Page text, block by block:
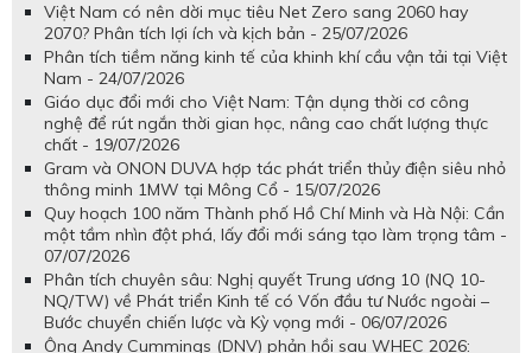
Việt Nam có nên dời mục tiêu Net Zero sang 2060 hay
2070? Phân tích lợi ích và kịch bản - 25/07/2026
Phân tích tiềm năng kinh tế của khinh khí cầu vận tải tại Việt
Nam - 24/07/2026
Giáo dục đổi mới cho Việt Nam: Tận dụng thời cơ công
nghệ để rút ngắn thời gian học, nâng cao chất lượng thực
chất - 19/07/2026
Gram và ONON DUVA hợp tác phát triển thủy điện siêu nhỏ
thông minh 1MW tại Mông Cổ - 15/07/2026
Quy hoạch 100 năm Thành phố Hồ Chí Minh và Hà Nội: Cần
một tầm nhìn đột phá, lấy đổi mới sáng tạo làm trọng tâm -
07/07/2026
Phân tích chuyên sâu: Nghị quyết Trung ương 10 (NQ 10-
NQ/TW) về Phát triển Kinh tế có Vốn đầu tư Nước ngoài –
Bước chuyển chiến lược và Kỳ vọng mới - 06/07/2026
Ông Andy Cummings (DNV) phản hồi sau WHEC 2026: